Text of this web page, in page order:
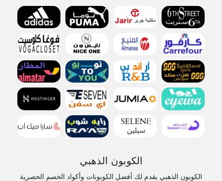
الكوبون الذهبي
الكوبون الذهبي يقدم لك أفضل الكوبونات وأكواد الخصم الحصرية